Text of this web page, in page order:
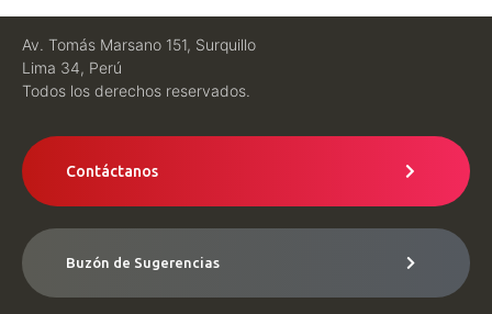
Av. Tomás Marsano 151, Surquillo
Lima 34, Perú
Todos los derechos reservados.
Contáctanos
Buzón de Sugerencias